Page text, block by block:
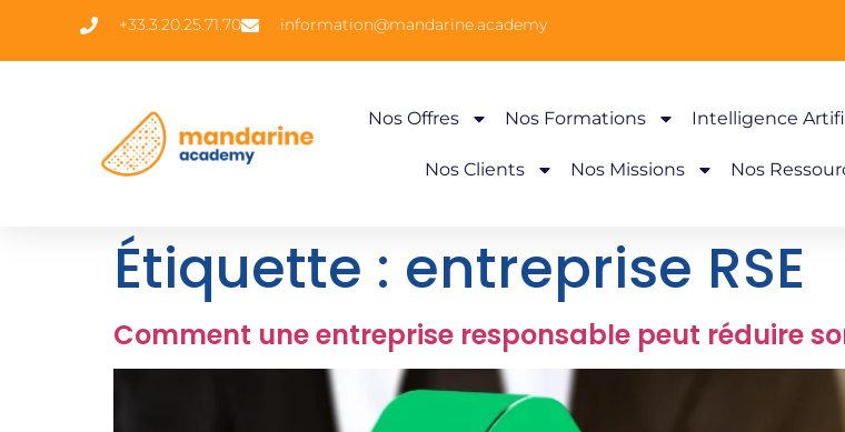
+33.3.20.25.71.70 information@mandarine.academy
Nos Offres Nos Formations Intelligence
Nos Clients Nos Missions Nos
Étiquette : entreprise RSE
Comment une entreprise responsable peut réduire